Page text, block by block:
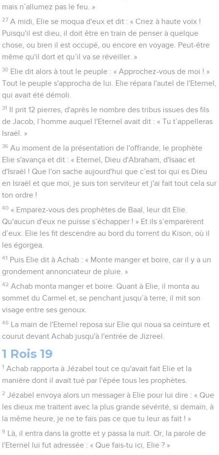
mais n’allumez pas le feu. »
27 A midi, Elie se moqua d'eux et dit : « Criez à haute voix !
Puisqu'il est dieu, il doit être en train de penser à quelque
chose, ou bien il est occupé, ou encore en voyage. Peut-être
même qu'il dort et qu’il va se réveiller. »
30 Elie dit alors à tout le peuple : « Approchez-vous de moi ! »
Tout le peuple s'approcha de lui. Elie répara l'autel de l'Eternel,
qui avait été démoli.
31
Il prit 12 pierres, d'après le nombre des tribus issues des fils
de Jacob, l’homme auquel l'Eternel avait dit : « Tu t’appelleras
Israël. »
36 Au moment de la présentation de l'offrande, le prophète
Elie s'avança et dit : « Eternel, Dieu d'Abraham, d'Isaac et
d'Israël ! Que l'on sache aujourd'hui que c’est toi qui es Dieu
en Israël et que moi, je suis ton serviteur et j'ai fait tout cela sur
ton ordre !
40 « Emparez-vous des prophètes de Baal, leur dit Elie.
Qu'aucun d'eux ne puisse s’échapper ! » Et ils s’emparèrent
d’eux. Elie les fit descendre au bord du torrent du Kison, où il
les égorgea.
41 Puis Elie dit à Achab : « Monte manger et boire, car il y a un
grondement annonciateur de pluie. »
42 Achab monta manger et boire. Quant à Elie, il monta au
sommet du Carmel et, se penchant jusqu’à terre, il mit son
visage entre ses genoux.
46
La main de l'Eternel reposa sur Elie qui noua sa ceinture et
courut devant Achab jusqu'à l'entrée de Jizreel.
1 Rois 19
1 Achab rapporta à Jézabel tout ce qu'avait fait Elie et la
manière dont il avait tué par l'épée tous les prophètes.
2 Jézabel envoya alors un messager à Elie pour lui dire : « Que
les dieux me traitent avec la plus grande sévérité, si demain, à
la même heure, je ne te fais pas ce que tu leur as fait ! »
9
Là, il entra dans la grotte et y passa la nuit. Or, la parole de
l'Eternel lui fut adressée : « Que fais-tu ici, Elie ? »